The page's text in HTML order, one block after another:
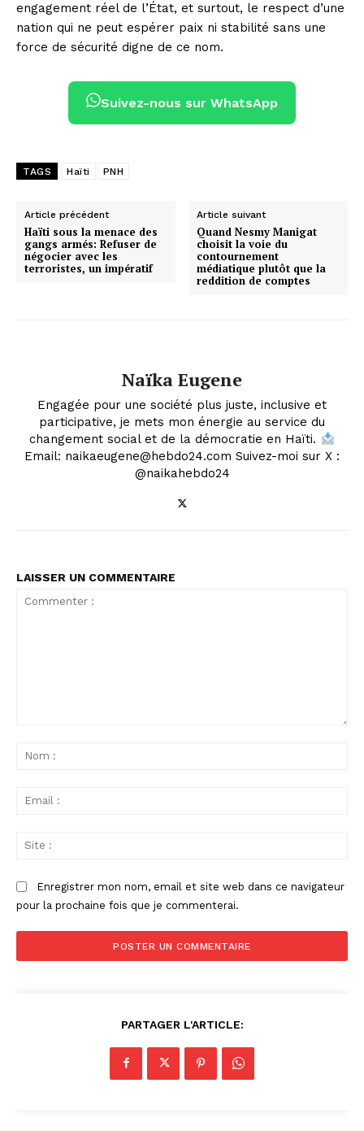
engagement réel de l’État, et surtout, le respect d’une
nation qui ne peut espérer paix ni stabilité sans une
force de sécurité digne de ce nom.
Suivez-nous sur WhatsApp
TAGS Haïti PNH
Article précédent
Haïti sous la menace des
gangs armés: Refuser de
négocier avec les
terroristes, un impératif
Article suivant
Quand Nesmy Manigat
choisit la voie du
contournement
médiatique plutôt que la
reddition de comptes
Naïka Eugene
Engagée pour une société plus juste, inclusive et
participative, je mets mon énergie au service du
changement social et de la démocratie en Haïti.
Email: naikaeugene@hebdo24.com Suivez-moi sur X :
@naikahebdo24
LAISSER UN COMMENTAIRE
Enregistrer mon nom, email et site web dans ce navigateur
pour la prochaine fois que je commenterai.
PARTAGER L'ARTICLE: